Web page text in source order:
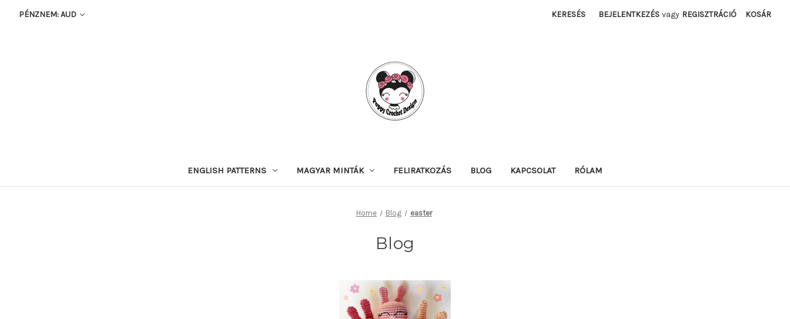
PÉNZNEM: AUD KERESÉS BEJELENTKEZÉS vagy REGISZTRÁCIÓ KOSÁR
ENGLISH PATTERNS MAGYAR MINTÁK FELIRATKOZÁS BLOG KAPCSOLAT RÓLAM
Home Blog easter
Blog